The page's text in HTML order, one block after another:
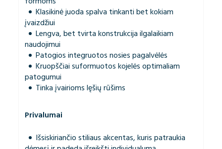
Klasikinė juoda spalva tinkanti bet kokiam
įvaizdžiui
Lengva, bet tvirta konstrukcija ilgalaikiam
naudojimui
Patogios integruotos nosies pagalvėlės
Kruopščiai suformuotos kojelės optimaliam
patogumui
Tinka įvairioms lęšių rūšims
Privalumai
Išsiskiriančio stiliaus akcentas, kuris patraukia